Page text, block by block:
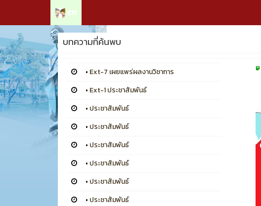
cn
บทความที่ค้นพบ
• Ext-7 เผยแพร่ผลงานวิชาการ
• Ext-1 ประชาสัมพันธ์
• ประชาสัมพันธ์
• ประชาสัมพันธ์
• ประชาสัมพันธ์
• ประชาสัมพันธ์
• ประชาสัมพันธ์
• ประชาสัมพันธ์